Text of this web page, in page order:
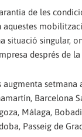
de les
situació singular,
després de la
setmana
Barcelona
Málaga,
Passeig de